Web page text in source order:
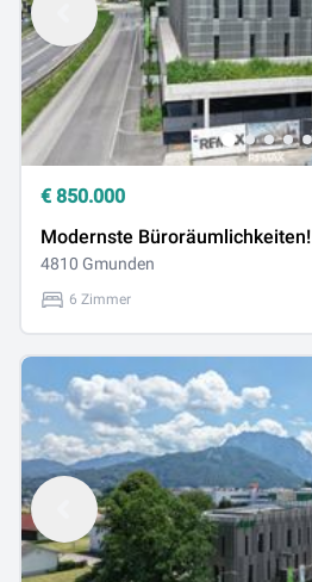
€ 850.000
Modernste Büroräumlichkeiten!
4810 Gmunden
6 Zimmer